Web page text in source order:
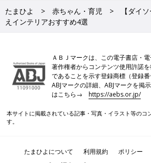
たまひよ 赤ちゃん・育児
【ダイ
えインテリアおすすめ4選
ＡＢＪマークは、この電子書店・電
著作権者からコンテンツ使用許諾
であることを示す登録商標（登録
ABJマークの詳細、ABJマークを掲
はこちら→https://aebs.or.jp/
本サイトに掲載されている記事・写真・イラスト等のコ
す。
たまひよについて 利用規約 ポリシー